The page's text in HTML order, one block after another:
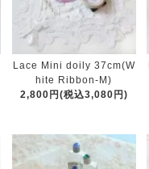
Lace Mini doily 37cm(W
hite Ribbon-M)
2,800円(税込3,080円)